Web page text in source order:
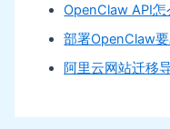
OpenClaw API怎
部署OpenClaw
阿里云网站迁移